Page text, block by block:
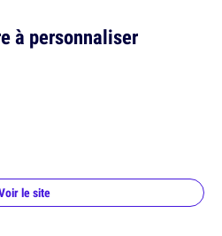
à personnaliser
le site